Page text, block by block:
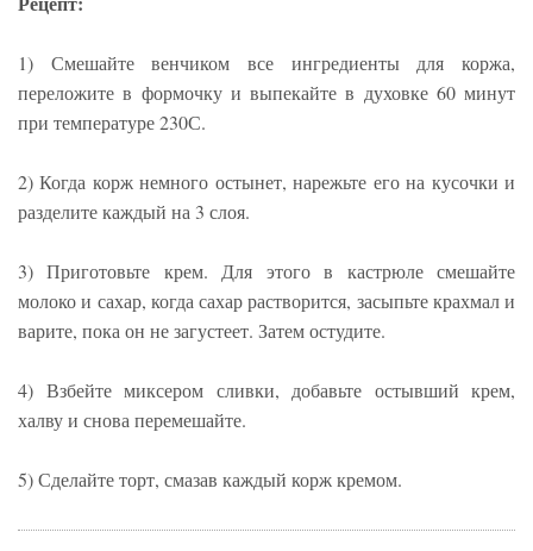
1) Смешайте венчиком все ингредиенты для коржа,
переложите в формочку и выпекайте в духовке 60 минут
при температуре 230С.
2) Когда корж немного остынет, нарежьте его на кусочки и
разделите каждый на 3 слоя.
3) Приготовьте крем. Для этого в кастрюле смешайте
молоко и сахар, когда сахар растворится, засыпьте крахмал и
варите, пока он не загустеет. Затем остудите.
4) Взбейте миксером сливки, добавьте остывший крем,
халву и снова перемешайте.
5) Сделайте торт, смазав каждый корж кремом.